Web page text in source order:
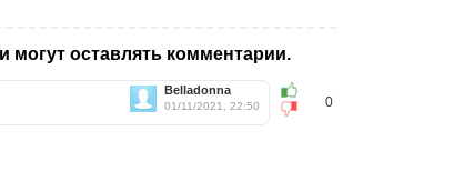
могут оставлять комментарии.
0
Belladonna
01/11/2021, 22:50